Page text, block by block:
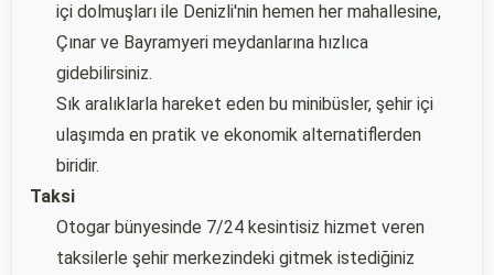
içi dolmuşları ile Denizli'nin hemen her mahallesine,
Çınar ve Bayramyeri meydanlarına hızlıca
gidebilirsiniz.
Sık aralıklarla hareket eden bu minibüsler, şehir içi
ulaşımda en pratik ve ekonomik alternatiflerden
biridir.
Taksi
Otogar bünyesinde 7/24 kesintisiz hizmet veren
taksilerle şehir merkezindeki gitmek istediğiniz